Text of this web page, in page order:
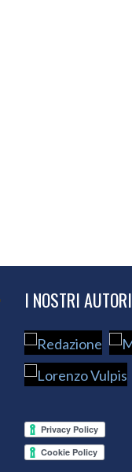
I NOSTRI AUTORI